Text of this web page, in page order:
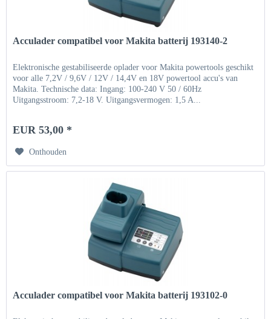
Acculader compatibel voor Makita batterij 193140-2
Elektronische gestabiliseerde oplader voor Makita powertools geschikt
voor alle 7,2V / 9,6V / 12V / 14,4V en 18V powertool accu's van
Makita. Technische data: Ingang: 100-240 V 50 / 60Hz
Uitgangsstroom: 7,2-18 V. Uitgangsvermogen: 1,5 A...
EUR 53,00 *
Onthouden
Acculader compatibel voor Makita batterij 193102-0